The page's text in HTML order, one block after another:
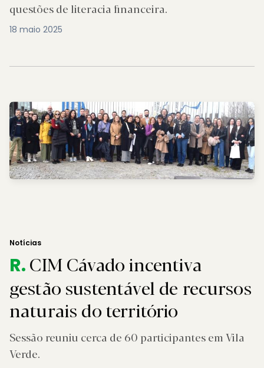
questões de literacia financeira.
18 maio 2025
Notícias
R.CIM Cávado incentiva
gestão sustentável de recursos
naturais do território
Sessão reuniu cerca de 60 participantes em Vila
Verde.